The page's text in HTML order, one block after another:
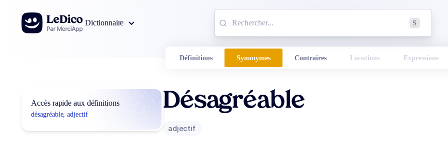
Aller au contenu
Dictionnaire
S
Définitions Synonymes Contraires Locutions Expressions
Accès rapide aux définitions
désagréable, adjectif
Désagréable
adjectif